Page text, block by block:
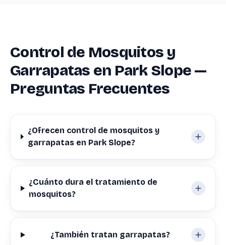
Control de Mosquitos y
Garrapatas en Park Slope —
Preguntas Frecuentes
¿Ofrecen control de mosquitos y
garrapatas en Park Slope?
¿Cuánto dura el tratamiento de
mosquitos?
¿También tratan garrapatas?